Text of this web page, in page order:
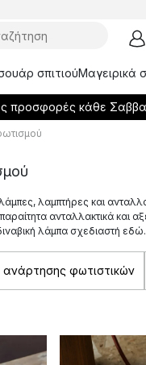
σπιτιούΜαγειρικά
προσφορές κάθε
λαμπτήρες και
ανταλλακτικά και
λάμπα σχεδιαστή εδώ.
ανάρτησης φωτιστικών